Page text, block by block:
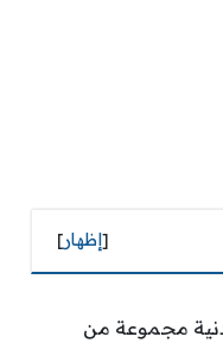
[ إظهار]
مجموعة من